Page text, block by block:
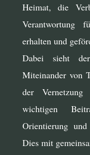
Heimat, die
Verantwortung
erhalten und
Dabei sieht
Miteinander von
der
wichtigen
Orientierung
Dies mit